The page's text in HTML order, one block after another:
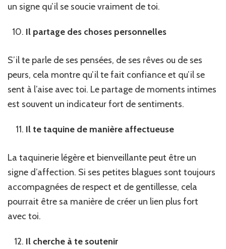
un signe qu’il se soucie vraiment de toi.
Il partage des choses personnelles
S’il te parle de ses pensées, de ses rêves ou de ses
peurs, cela montre qu’il te fait confiance et qu’il se
sent à l’aise avec toi. Le partage de moments intimes
est souvent un indicateur fort de sentiments.
Il te taquine de manière affectueuse
La taquinerie légère et bienveillante peut être un
signe d’affection. Si ses petites blagues sont toujours
accompagnées de respect et de gentillesse, cela
pourrait être sa manière de créer un lien plus fort
avec toi.
Il cherche à te soutenir